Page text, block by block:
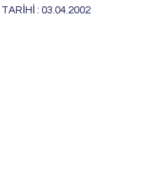
TARİHİ : 03.04.2002